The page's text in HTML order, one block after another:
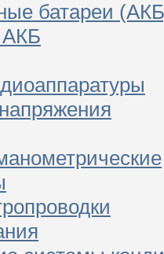
батареи
АКБ